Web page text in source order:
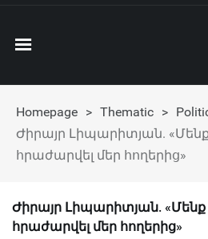
Homepage > Thematic >
Ժիրայր Լիպարիտյան.
հրաժարվել մեր հողերից»
Ժիրայր Լիպարիտյան. «Մենք
հրաժարվել մեր հողերից»